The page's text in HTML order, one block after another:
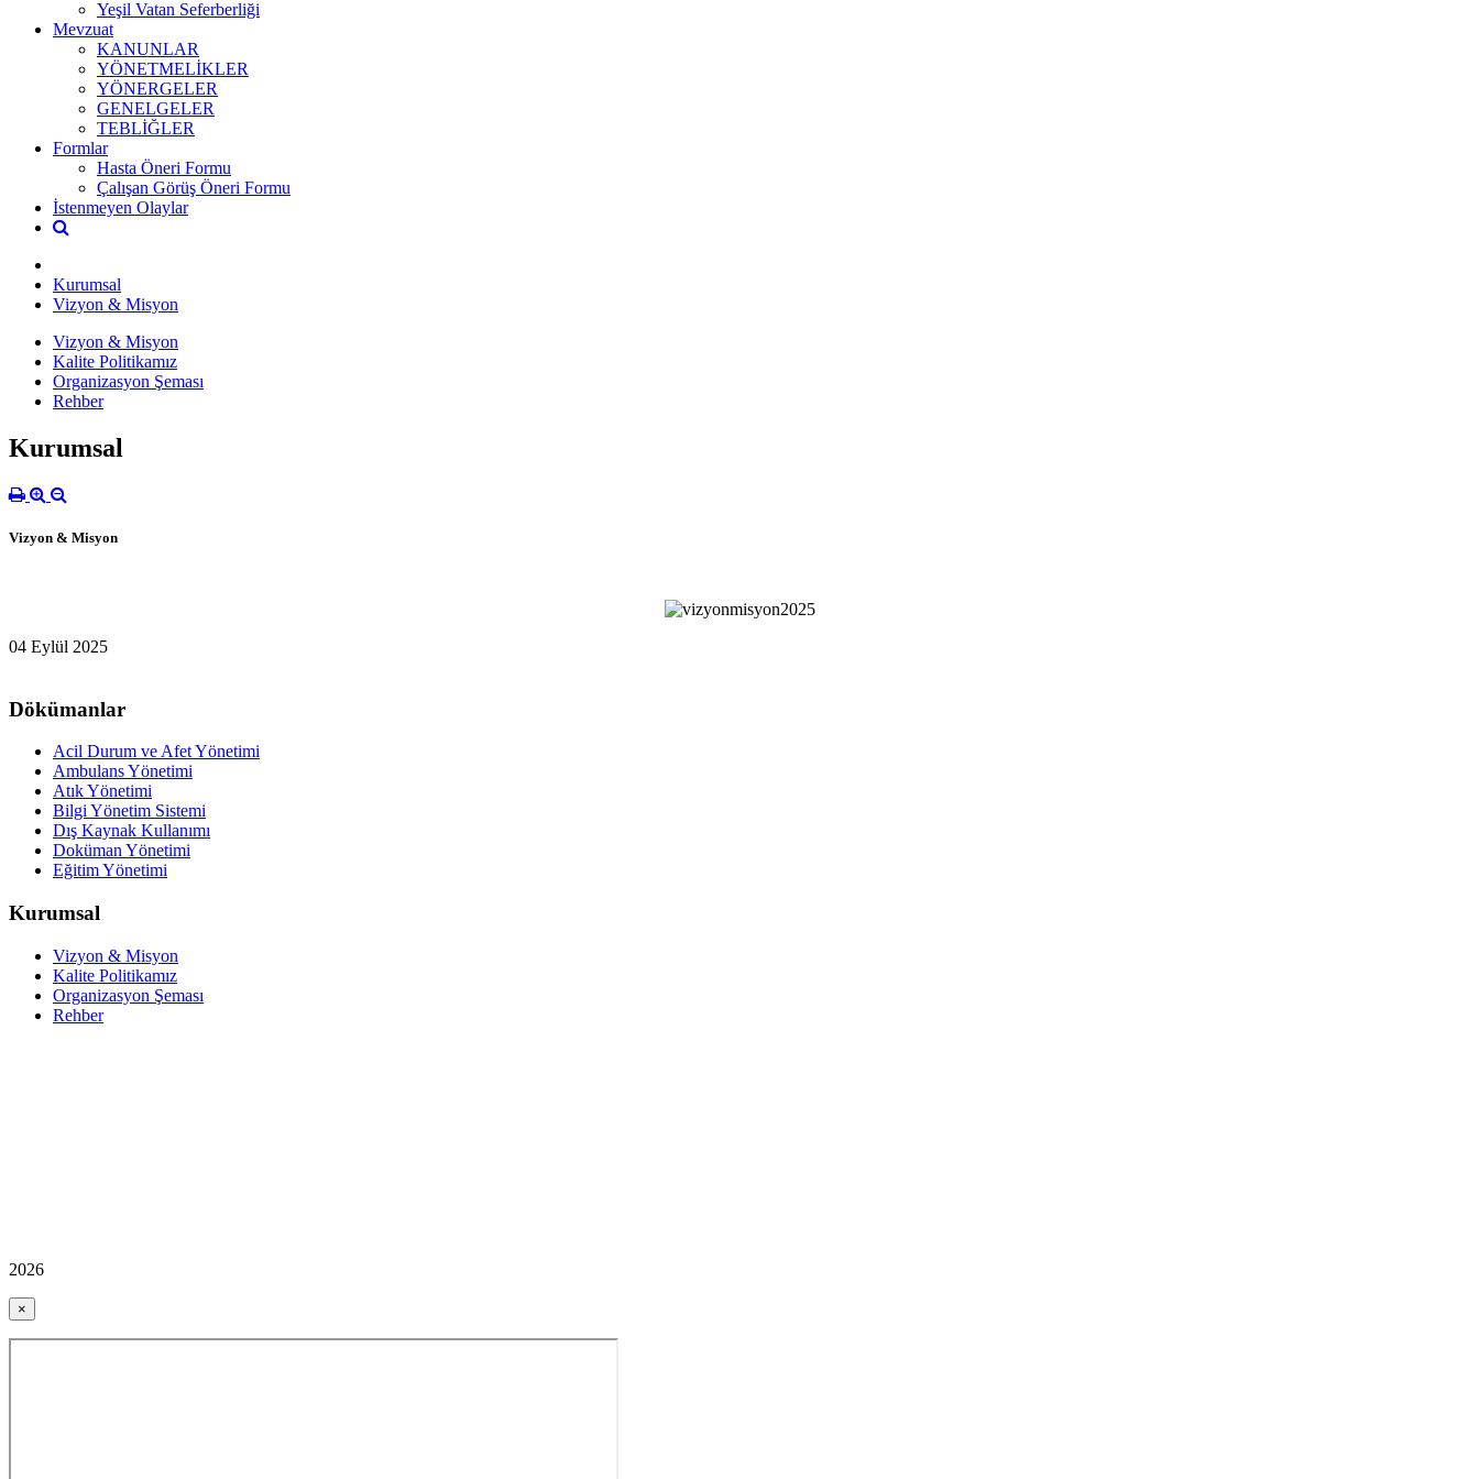
Yeşil Vatan Seferberliği
Mevzuat
KANUNLAR
YÖNETMELİKLER
YÖNERGELER
GENELGELER
TEBLİĞLER
Formlar
Hasta Öneri Formu
Çalışan Görüş Öneri Formu
İstenmeyen Olaylar
Kurumsal
Vizyon & Misyon
Vizyon & Misyon
Kalite Politikamız
Organizasyon Şeması
Rehber
Kurumsal
Vizyon & Misyon
04 Eylül 2025
Dökümanlar
Acil Durum ve Afet Yönetimi
Ambulans Yönetimi
Atık Yönetimi
Bilgi Yönetim Sistemi
Dış Kaynak Kullanımı
Doküman Yönetimi
Eğitim Yönetimi
Kurumsal
Vizyon & Misyon
Kalite Politikamız
Organizasyon Şeması
Rehber
2026
×